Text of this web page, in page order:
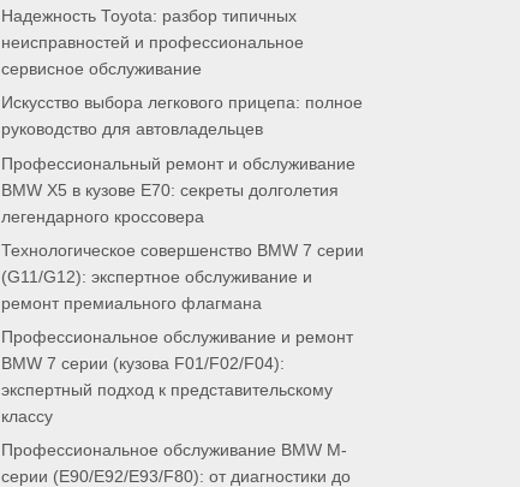
Надежность Toyota: разбор типичных
неисправностей и профессиональное
сервисное обслуживание
Искусство выбора легкового прицепа: полное
руководство для автовладельцев
Профессиональный ремонт и обслуживание
BMW X5 в кузове E70: секреты долголетия
легендарного кроссовера
Технологическое совершенство BMW 7 серии
(G11/G12): экспертное обслуживание и
ремонт премиального флагмана
Профессиональное обслуживание и ремонт
BMW 7 серии (кузова F01/F02/F04):
экспертный подход к представительскому
классу
Профессиональное обслуживание BMW M-
серии (E90/E92/E93/F80): от диагностики до